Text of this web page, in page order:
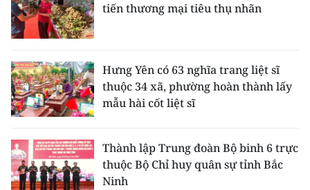
tiến thương mại tiêu thụ nhãn
Hưng Yên có 63 nghĩa trang liệt sĩ
thuộc 34 xã, phường hoàn thành lấy
mẫu hài cốt liệt sĩ
Thành lập Trung đoàn Bộ binh 6 trực
thuộc Bộ Chỉ huy quân sự tỉnh Bắc
Ninh